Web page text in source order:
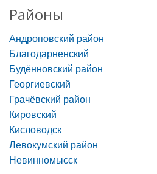
Районы
Андроповский район
Благодарненский
Будённовский район
Георгиевский
Грачёвский район
Кировский
Кисловодск
Левокумский район
Невинномысск